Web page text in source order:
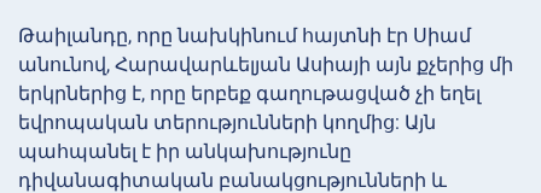
Թաիլանդը, որը նախկինում հայտնի էր Սիամ
անունով, Հարավարևելյան Ասիայի այն քչերից մի
երկրներից է, որը երբեք գաղութացված չի եղել
եվրոպական տերությունների կողմից: Այն
պահպանել է իր անկախությունը
դիվանագիտական բանակցությունների և